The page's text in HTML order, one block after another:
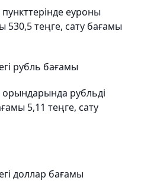
еуроны
теңге, сату бағамы
рубль бағамы
рубльді
5,11 теңге, сату
доллар бағамы